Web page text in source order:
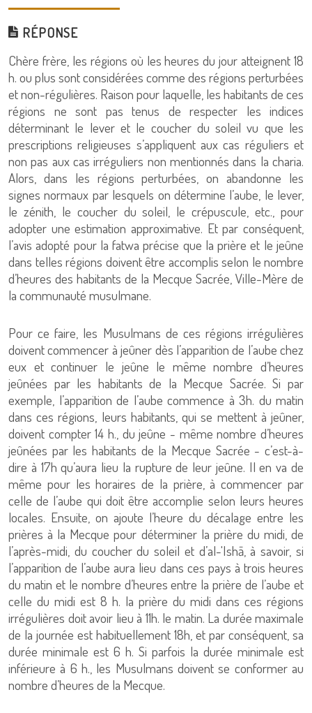
RÉPONSE
Chère frère, les régions où les heures du jour atteignent 18
h. ou plus sont considérées comme des régions perturbées
et non-régulières. Raison pour laquelle, les habitants de ces
régions ne sont pas tenus de respecter les indices
déterminant le lever et le coucher du soleil vu que les
prescriptions religieuses s’appliquent aux cas réguliers et
non pas aux cas irréguliers non mentionnés dans la charia.
Alors, dans les régions perturbées, on abandonne les
signes normaux par lesquels on détermine l’aube, le lever,
le zénith, le coucher du soleil, le crépuscule, etc., pour
adopter une estimation approximative. Et par conséquent,
l’avis adopté pour la fatwa précise que la prière et le jeûne
dans telles régions doivent être accomplis selon le nombre
d’heures des habitants de la Mecque Sacrée, Ville-Mère de
la communauté musulmane.
Pour ce faire, les Musulmans de ces régions irrégulières
doivent commencer à jeûner dès l’apparition de l’aube chez
eux et continuer le jeûne le même nombre d’heures
jeûnées par les habitants de la Mecque Sacrée. Si par
exemple, l’apparition de l’aube commence à 3h. du matin
dans ces régions, leurs habitants, qui se mettent à jeûner,
doivent compter 14 h., du jeûne - même nombre d’heures
jeûnées par les habitants de la Mecque Sacrée - c’est-à-
dire à 17h qu’aura lieu la rupture de leur jeûne. Il en va de
même pour les horaires de la prière, à commencer par
celle de l’aube qui doit être accomplie selon leurs heures
locales. Ensuite, on ajoute l’heure du décalage entre les
prières à la Mecque pour déterminer la prière du midi, de
l’après-midi, du coucher du soleil et d’al-'Ishā, à savoir, si
l’apparition de l’aube aura lieu dans ces pays à trois heures
du matin et le nombre d’heures entre la prière de l’aube et
celle du midi est 8 h. la prière du midi dans ces régions
irrégulières doit avoir lieu à 11h. le matin. La durée maximale
de la journée est habituellement 18h, et par conséquent, sa
durée minimale est 6 h. Si parfois la durée minimale est
inférieure à 6 h., les Musulmans doivent se conformer au
nombre d’heures de la Mecque.